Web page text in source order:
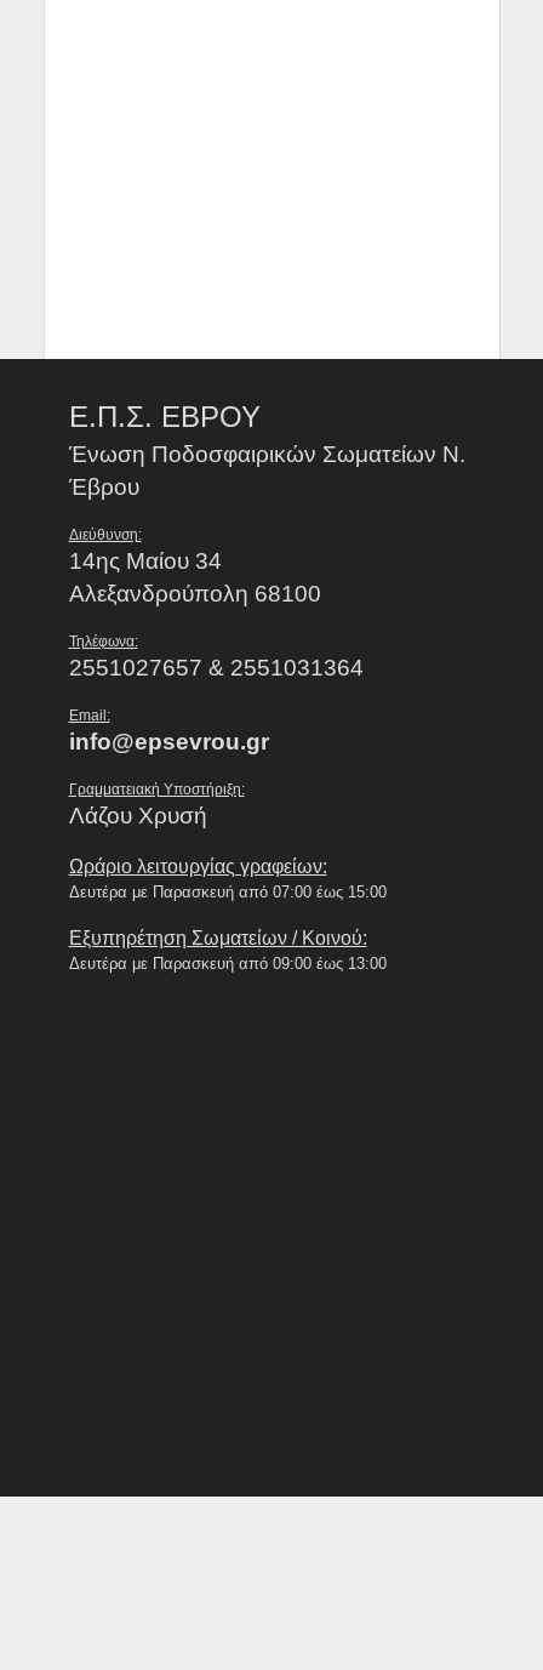
Ε.Π.Σ. ΕΒΡΟΥ
Ένωση Ποδοσφαιρικών Σωματείων Ν.
Έβρου
Διεύθυνση:
14ης Μαίου 34
Αλεξανδρούπολη 68100
Τηλέφωνα:
2551027657 & 2551031364
Email:
info@epsevrou.gr
Γραμματειακή Υποστήριξη:
Λάζου Χρυσή
Ωράριο λειτουργίας γραφείων:
Δευτέρα με Παρασκευή από 07:00 έως 15:00
Εξυπηρέτηση Σωματείων / Κοινού:
Δευτέρα με Παρασκευή από 09:00 έως 13:00